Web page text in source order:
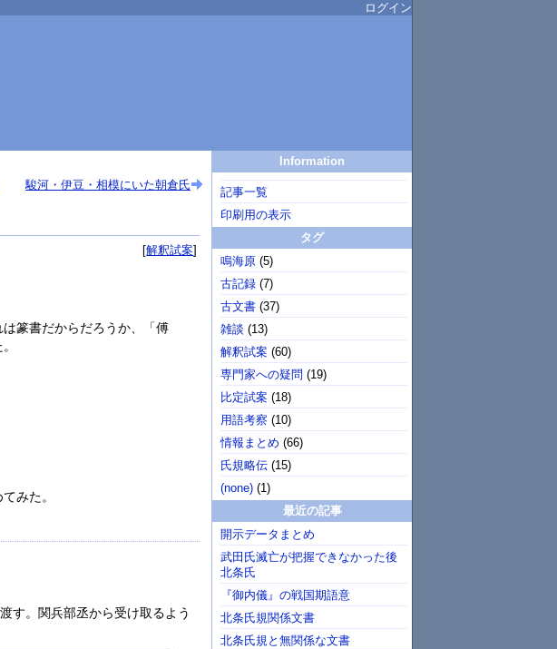
ログイン
駿河・伊豆・相模にいた朝倉氏
解釈試案
篆書だからだろうか、「傅
みた。
す。関兵部丞から受け取るよう
Information
記事一覧
印刷用の表示
タグ
鳴海原 (5)
古記録 (7)
古文書 (37)
雑談 (13)
解釈試案 (60)
専門家への疑問 (19)
比定試案 (18)
用語考察 (10)
情報まとめ (66)
氏規略伝 (15)
(none) (1)
最近の記事
開示データまとめ
武田氏滅亡が把握できなかった後
北条氏
『御内儀』の戦国期語意
北条氏規関係文書
北条氏規と無関係な文書